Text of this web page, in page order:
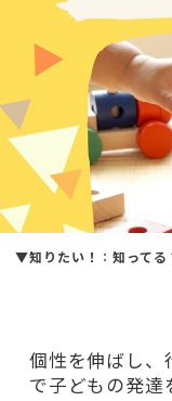
お
ス
「場」
fleXe
▼知りたい！ ：知ってる
個性を伸ばし、
で子どもの発達